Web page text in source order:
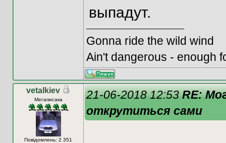
выпадут.
Gonna ride the wild wind
Ain't dangerous - enough
vetalkiev
Мегаписака
Повідомлень: 2 351
21-06-2018 12:53RE:
открутиться сами